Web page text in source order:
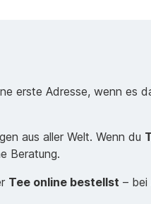
erste Adresse, wenn es
aus aller Welt. Wenn du
Beratung.
Tee online bestellst – bei